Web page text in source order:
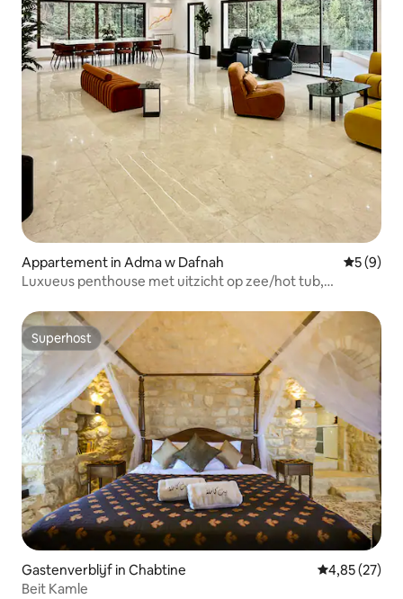
Appartement in Adma w Dafnah
5 (9)
Luxueus penthouse met uitzicht op zee/hot tub,
Superhost
Superhost
Gastenverblijf in Chabtine Gemiddelde
4,85 (27)
Beit Kamle